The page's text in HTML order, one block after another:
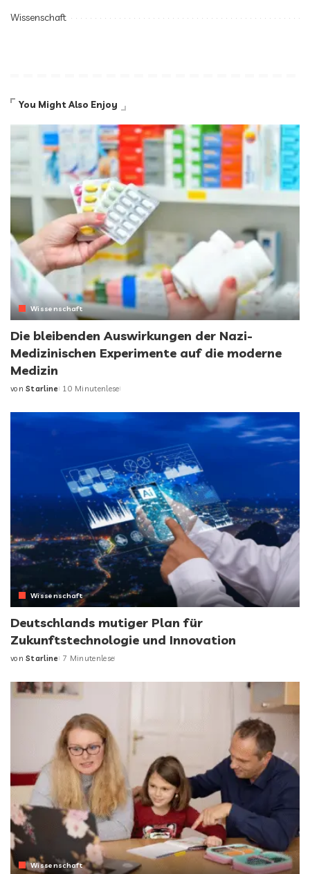
Wissenschaft
You Might Also Enjoy
Wissenschaft
Die bleibenden Auswirkungen der Nazi-
Medizinischen Experimente auf die moderne
Medizin
Posted
von Starline 10 Minutenlese
Wissenschaft
Deutschlands mutiger Plan für
Zukunftstechnologie und Innovation
Posted
von Starline 7 Minutenlese
Wissenschaft